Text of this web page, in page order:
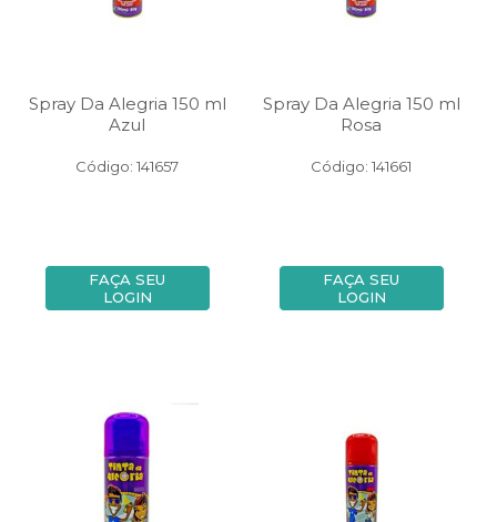
Spray Da Alegria 150 ml
Azul
Código: 141657
FAÇA SEU
LOGIN
Spray Da Alegria 150 ml
Rosa
Código: 141661
FAÇA SEU
LOGIN